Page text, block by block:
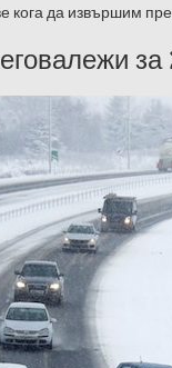
кога да извършим
за